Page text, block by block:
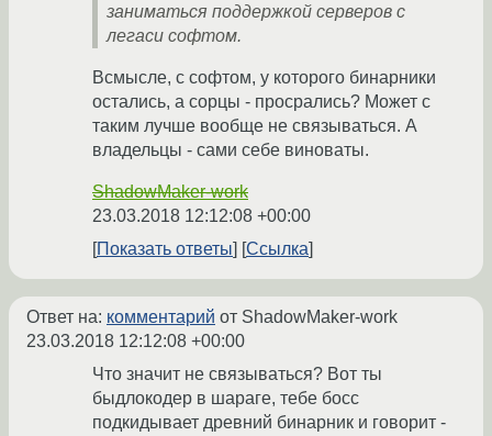
заниматься поддержкой серверов с
легаси софтом.
Всмысле, с софтом, у которого бинарники
остались, а сорцы - просрались? Может с
таким лучше вообще не связываться. А
владельцы - сами себе виноваты.
ShadowMaker-work
23.03.2018 12:12:08 +00:00
Показать ответы
Ссылка
Ответ на: комментарий от ShadowMaker-work
23.03.2018 12:12:08 +00:00
Что значит не связываться? Вот ты
быдлокодер в шараге, тебе босс
подкидывает древний бинарник и говорит -